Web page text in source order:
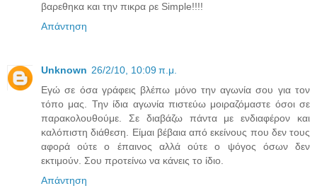
βαρεθηκα και την πικρα ρε Simple!!!!
Απάντηση
Unknown 26/2/10, 10:09 π.μ.
Εγώ σε όσα γράφεις βλέπω μόνο την αγωνία σου για τον
τόπο μας. Την ίδια αγωνία πιστεύω μοιραζόμαστε όσοι σε
παρακολουθούμε. Σε διαβάζω πάντα με ενδιαφέρον και
καλόπιστη διάθεση. Είμαι βέβαια από εκείνους που δεν τους
αφορά ούτε ο έπαινος αλλά ούτε ο ψόγος όσων δεν
εκτιμούν. Σου προτείνω να κάνεις το ίδιο.
Απάντηση